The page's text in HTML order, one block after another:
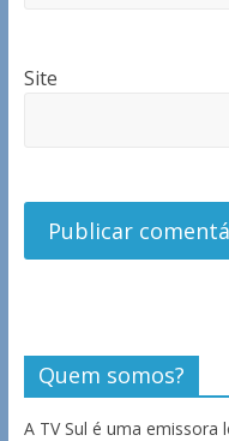
Site
Quem somos?
A TV Sul é uma emissora